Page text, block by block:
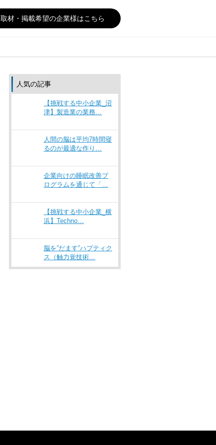
取材・掲載希望の企業様はこちら
人気の記事
【挑戦する中小企業_沼
津】製造業の業務…
人間の脳は平均7時間寝
るのが最適な作り…
企業向けの睡眠改善プ
ログラムを通じて「…
【挑戦する中小企業_横
浜】Techno…
脳を”だます”ハプティク
ス（触力覚技術…